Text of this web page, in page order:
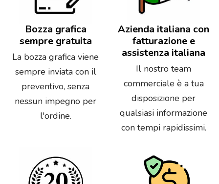
Bozza grafica
sempre gratuita
La bozza grafica viene
sempre inviata con il
preventivo, senza
nessun impegno per
l'ordine.
Azienda italiana con
fatturazione e
assistenza italiana
Il nostro team
commerciale è a tua
disposizione per
qualsiasi informazione
con tempi rapidissimi.